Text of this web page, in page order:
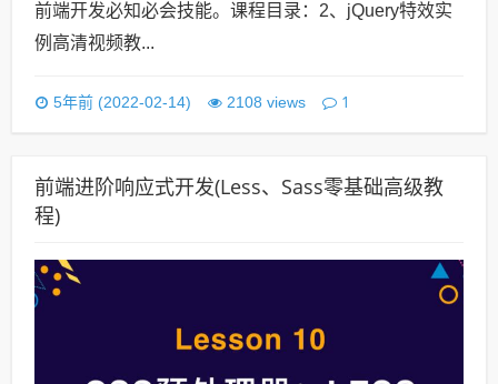
前端开发必知必会技能。课程目录：2、jQuery特效实
例高清视频教...
5年前 (2022-02-14) 2108 views 1
前端进阶响应式开发(Less、Sass零基础高级教
程)